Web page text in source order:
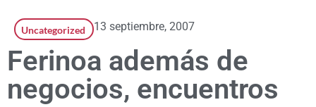
Uncategorized 13 septiembre, 2007
Ferinoa además de
negocios, encuentros